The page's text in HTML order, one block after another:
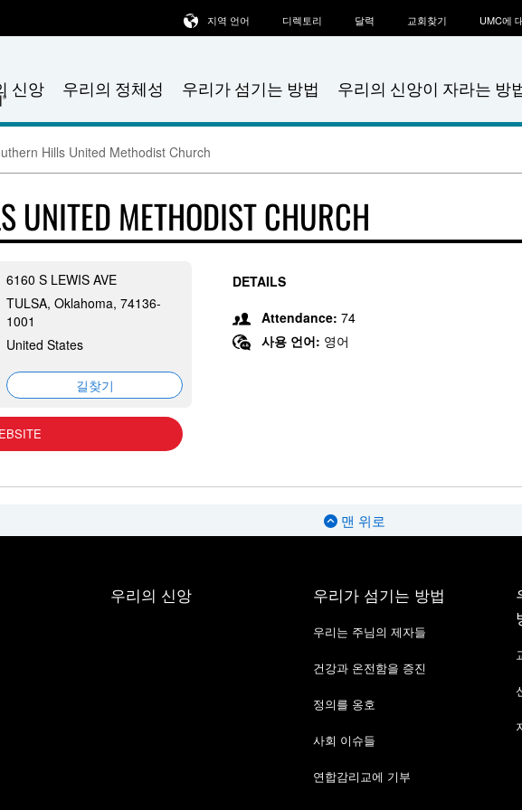
신앙 우리의 정체성 우리가 섬기는 방법 우리의 신앙이 자라는 방
지역 언어 디렉토리 달력 교회찾기 UMC에
Hills United Methodist Church
UNITED METHODIST CHURCH
6160 S LEWIS AVE
TULSA, Oklahoma, 74136-
1001
United States
길찾기
DETAILS
Attendance: 74
사용 언어: 영어
맨 위로
우리의 신앙 우리가 섬기는 방법
우리는 주님의 제자들
건강과 온전함을 증진
정의를 옹호
사회 이슈들
연합감리교에 기부